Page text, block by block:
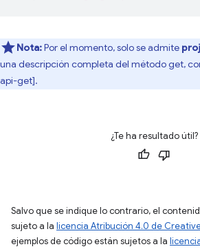
Nota:Por el momento, solo se admite
una descripción completa del método get,
api-get].
¿Te ha resultado útil?
Salvo que se indique lo contrario, el
sujeto a la licencia Atribución 4.0 de
ejemplos de código están sujetos a la